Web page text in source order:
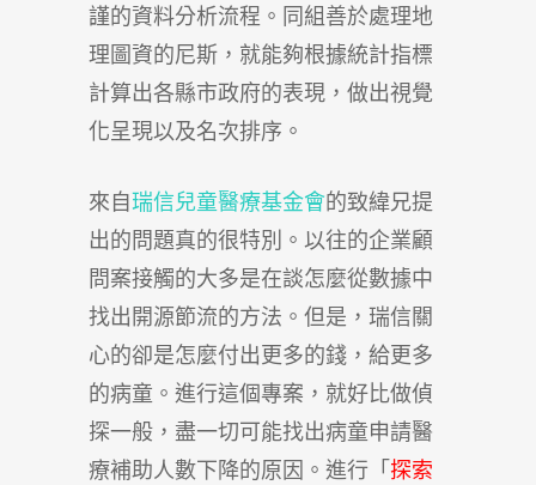
謹的資料分析流程。同組善於處理地
理圖資的尼斯，就能夠根據統計指標
計算出各縣市政府的表現，做出視覺
化呈現以及名次排序。
來自瑞信兒童醫療基金會的致緯兄提
出的問題真的很特別。以往的企業顧
問案接觸的大多是在談怎麼從數據中
找出開源節流的方法。但是，瑞信關
心的卻是怎麼付出更多的錢，給更多
的病童。進行這個專案，就好比做偵
探一般，盡一切可能找出病童申請醫
療補助人數下降的原因。進行「探索